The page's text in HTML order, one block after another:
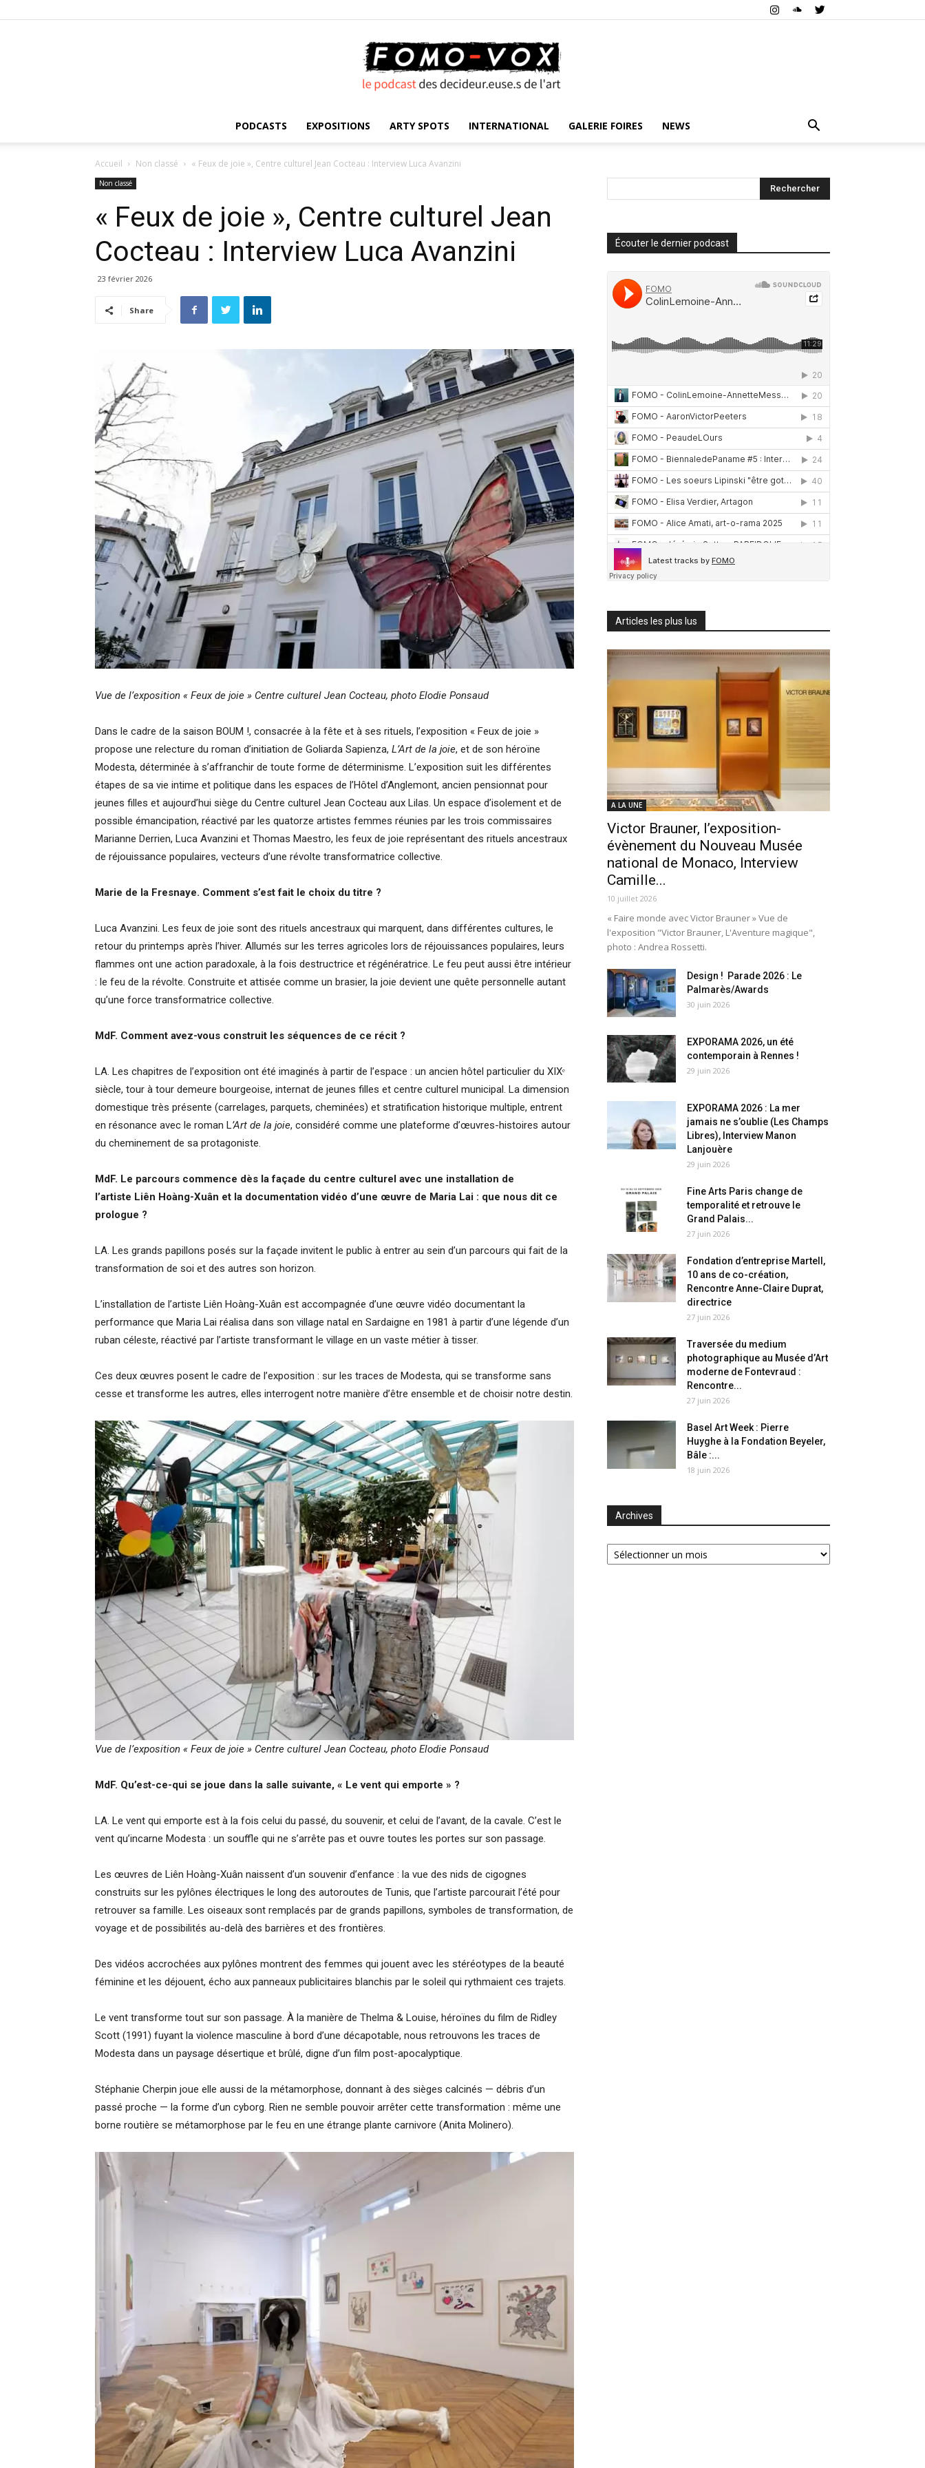
VOX
PODCASTS EXPOSITIONS ARTY SPOTS INTERNATIONAL GALERIE FOIRES NEWS
Accueil Non classé « Feux de joie », Centre culturel Jean Cocteau : Interview Luca Avanzini
Non classé
« Feux de joie », Centre culturel Jean
Cocteau : Interview Luca Avanzini
23 février 2026
Share
Vue de l’exposition « Feux de joie » Centre culturel Jean Cocteau, photo Elodie Ponsaud
Dans le cadre de la saison BOUM !, consacrée à la fête et à ses rituels, l’exposition « Feux de joie »
propose une relecture du roman d’initiation de Goliarda Sapienza, L’Art de la joie, et de son héroïne
Modesta, déterminée à s’affranchir de toute forme de déterminisme. L’exposition suit les différentes
étapes de sa vie intime et politique dans les espaces de l’Hôtel d’Anglemont, ancien pensionnat pour
jeunes filles et aujourd’hui siège du Centre culturel Jean Cocteau aux Lilas. Un espace d’isolement et de
possible émancipation, réactivé par les quatorze artistes femmes réunies par les trois commissaires
Marianne Derrien, Luca Avanzini et Thomas Maestro, les feux de joie représentant des rituels ancestraux
de réjouissance populaires, vecteurs d’une révolte transformatrice collective.
Marie de la Fresnaye. Comment s’est fait le choix du titre ?
Luca Avanzini. Les feux de joie sont des rituels ancestraux qui marquent, dans différentes cultures, le
retour du printemps après l’hiver. Allumés sur les terres agricoles lors de réjouissances populaires, leurs
flammes ont une action paradoxale, à la fois destructrice et régénératrice. Le feu peut aussi être intérieur
: le feu de la révolte. Construite et attisée comme un brasier, la joie devient une quête personnelle autant
qu’une force transformatrice collective.
MdF. Comment avez-vous construit les séquences de ce récit ?
LA. Les chapitres de l’exposition ont été imaginés à partir de l’espace : un ancien hôtel particulier du XIXᵉ
siècle, tour à tour demeure bourgeoise, internat de jeunes filles et centre culturel municipal. La dimension
domestique très présente (carrelages, parquets, cheminées) et stratification historique multiple, entrent
en résonance avec le roman L’Art de la joie, considéré comme une plateforme d’œuvres-histoires autour
du cheminement de sa protagoniste.
MdF. Le parcours commence dès la façade du centre culturel avec une installation de
l’artiste Liên Hoàng-Xuân et la documentation vidéo d’une œuvre de Maria Lai : que nous dit ce
prologue ?
LA. Les grands papillons posés sur la façade invitent le public à entrer au sein d’un parcours qui fait de la
transformation de soi et des autres son horizon.
L’installation de l’artiste Liên Hoàng-Xuân est accompagnée d’une œuvre vidéo documentant la
performance que Maria Lai réalisa dans son village natal en Sardaigne en 1981 à partir d’une légende d’un
ruban céleste, réactivé par l’artiste transformant le village en un vaste métier à tisser.
Ces deux œuvres posent le cadre de l’exposition : sur les traces de Modesta, qui se transforme sans
cesse et transforme les autres, elles interrogent notre manière d’être ensemble et de choisir notre destin.
Vue de l’exposition « Feux de joie » Centre culturel Jean Cocteau, photo Elodie Ponsaud
MdF. Qu’est-ce-qui se joue dans la salle suivante, « Le vent qui emporte » ?
LA. Le vent qui emporte est à la fois celui du passé, du souvenir, et celui de l’avant, de la cavale. C’est le
vent qu’incarne Modesta : un souffle qui ne s’arrête pas et ouvre toutes les portes sur son passage.
Les œuvres de Liên Hoàng-Xuân naissent d’un souvenir d’enfance : la vue des nids de cigognes
construits sur les pylônes électriques le long des autoroutes de Tunis, que l’artiste parcourait l’été pour
retrouver sa famille. Les oiseaux sont remplacés par de grands papillons, symboles de transformation, de
voyage et de possibilités au-delà des barrières et des frontières.
Des vidéos accrochées aux pylônes montrent des femmes qui jouent avec les stéréotypes de la beauté
féminine et les déjouent, écho aux panneaux publicitaires blanchis par le soleil qui rythmaient ces trajets.
Le vent transforme tout sur son passage. À la manière de Thelma & Louise, héroïnes du film de Ridley
Scott (1991) fuyant la violence masculine à bord d’une décapotable, nous retrouvons les traces de
Modesta dans un paysage désertique et brûlé, digne d’un film post-apocalyptique.
Stéphanie Cherpin joue elle aussi de la métamorphose, donnant à des sièges calcinés — débris d’un
passé proche — la forme d’un cyborg. Rien ne semble pouvoir arrêter cette transformation : même une
borne routière se métamorphose par le feu en une étrange plante carnivore (Anita Molinero).
Écouter le dernier podcast
Articles les plus lus
A LA UNE
Victor Brauner, l’exposition-
évènement du Nouveau Musée
national de Monaco, Interview
Camille...
10 juillet 2026
« Faire monde avec Victor Brauner » Vue de
l'exposition "Victor Brauner, L'Aventure magique",
photo : Andrea Rossetti.
Design ! Parade 2026 : Le
Palmarès/Awards
30 juin 2026
EXPORAMA 2026, un été
contemporain à Rennes !
29 juin 2026
EXPORAMA 2026 : La mer
jamais ne s’oublie (Les Champs
Libres), Interview Manon
Lanjouère
29 juin 2026
Fine Arts Paris change de
temporalité et retrouve le
Grand Palais...
27 juin 2026
Fondation d’entreprise Martell,
10 ans de co-création,
Rencontre Anne-Claire Duprat,
directrice
27 juin 2026
Traversée du medium
photographique au Musée d’Art
moderne de Fontevraud :
Rencontre...
27 juin 2026
Basel Art Week : Pierre
Huyghe à la Fondation Beyeler,
Bâle :...
18 juin 2026
Archives
Archives